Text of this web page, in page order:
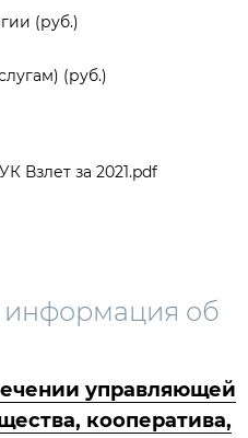
(руб.)
(руб.)
Взлет за 2021.pdf
информация об
управляющей
кооператива,